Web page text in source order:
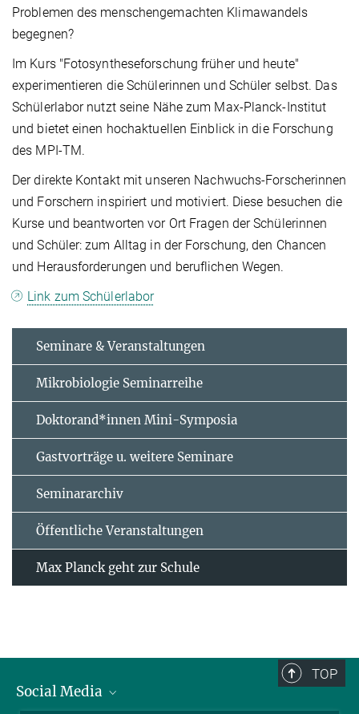
Problemen des menschengemachten Klimawandels
begegnen?
Im Kurs "Fotosyntheseforschung früher und heute"
experimentieren die Schülerinnen und Schüler selbst. Das
Schülerlabor nutzt seine Nähe zum Max-Planck-Institut
und bietet einen hochaktuellen Einblick in die Forschung
des MPI-TM.
Der direkte Kontakt mit unseren Nachwuchs-Forscherinnen
und Forschern inspiriert und motiviert. Diese besuchen die
Kurse und beantworten vor Ort Fragen der Schülerinnen
und Schüler: zum Alltag in der Forschung, den Chancen
und Herausforderungen und beruflichen Wegen.
Link zum Schülerlabor
Seminare & Veranstaltungen
Mikrobiologie Seminarreihe
Doktorand*innen Mini-Symposia
Gastvorträge u. weitere Seminare
Seminararchiv
Öffentliche Veranstaltungen
Max Planck geht zur Schule
TOP
Social Media